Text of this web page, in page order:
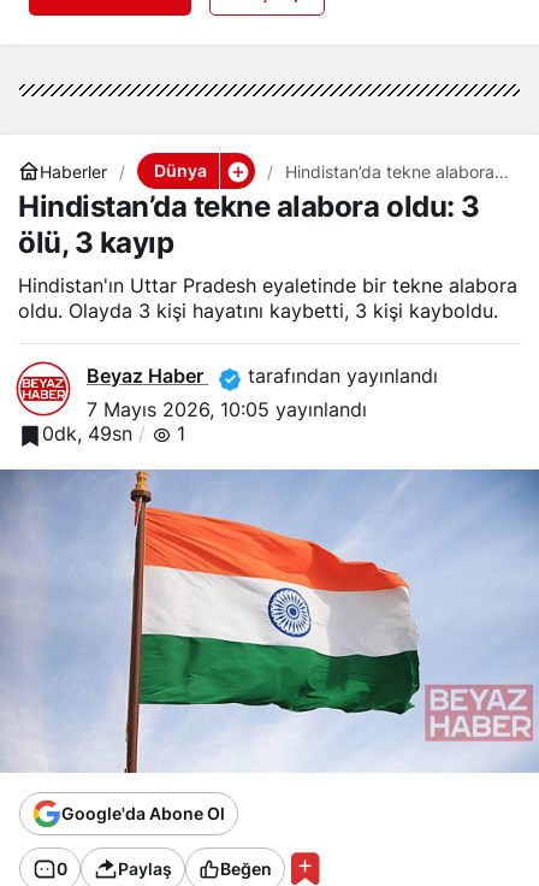
Haberler Dünya
Hindistan’da tekne alabora
oldu: 3 ölü, 3 kayıp
Hindistan’da tekne alabora oldu: 3
ölü, 3 kayıp
Hindistan'ın Uttar Pradesh eyaletinde bir tekne alabora
oldu. Olayda 3 kişi hayatını kaybetti, 3 kişi kayboldu.
Beyaz Haber
tarafından yayınlandı
7 Mayıs 2026, 10:05 yayınlandı
0dk, 49sn
1
Google'da Abone Ol
0 Paylaş Beğen